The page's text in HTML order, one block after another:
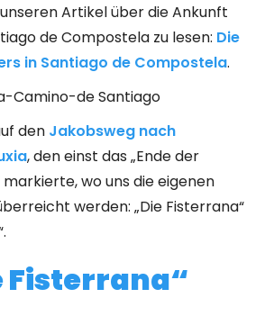
Artikel über die Ankunft
de Compostela zu lesen: Die
in Santiago de Compostela.
den Jakobsweg nach
, den einst das „Ende der
wo uns die eigenen
werden: „Die Fisterrana“
Fisterrana“